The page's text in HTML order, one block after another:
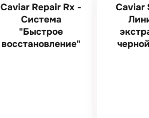
Caviar Repair Rx -
Система
"Быстрое
восстановление"
Caviar